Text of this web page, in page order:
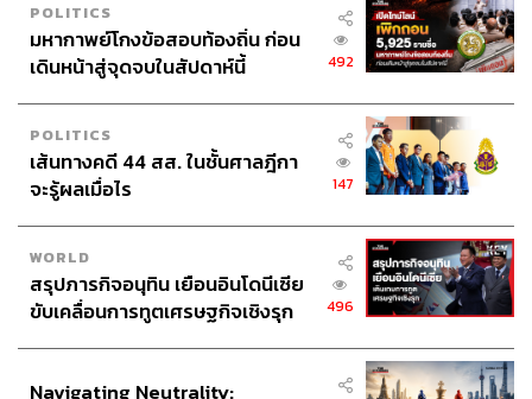
POLITICS
มหากาพย์โกงข้อสอบท้องถิ่น ก่อน
เดินหน้าสู่จุดจบในสัปดาห์นี้
492
POLITICS
เส้นทางคดี 44 สส. ในชั้นศาลฎีกา
จะรู้ผลเมื่อไร
147
WORLD
สรุปภารกิจอนุทิน เยือนอินโดนีเซีย
ขับเคลื่อนการทูตเศรษฐกิจเชิงรุก
496
Navigating Neutrality: